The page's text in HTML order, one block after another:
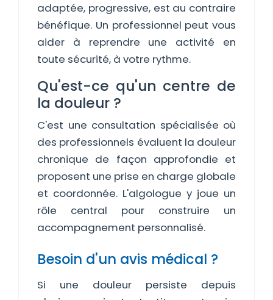
adaptée, progressive, est au contraire
bénéfique. Un professionnel peut vous
aider à reprendre une activité en
toute sécurité, à votre rythme.
Qu'est-ce qu'un centre de
la douleur ?
C'est une consultation spécialisée où
des professionnels évaluent la douleur
chronique de façon approfondie et
proposent une prise en charge globale
et coordonnée. L'algologue y joue un
rôle central pour construire un
accompagnement personnalisé.
Besoin d'un avis médical ?
Si une douleur persiste depuis